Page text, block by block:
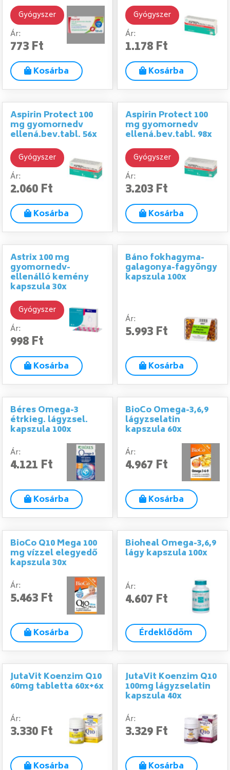
Gyógyszer
Ár:
773 Ft
Kosárba
Gyógyszer
Ár:
1.178 Ft
Kosárba
Aspirin Protect 100
mg gyomornedv
ellená.bev.tabl. 56x
Gyógyszer
Ár:
2.060 Ft
Kosárba
Aspirin Protect 100
mg gyomornedv
ellená.bev.tabl. 98x
Gyógyszer
Ár:
3.203 Ft
Kosárba
Astrix 100 mg
gyomornedv-
ellenálló kemény
kapszula 30x
Gyógyszer
Ár:
998 Ft
Kosárba
Báno fokhagyma-
galagonya-fagyöngy
kapszula 100x
Ár:
5.993 Ft
Kosárba
Béres Omega-3
étrkieg. lágyzsel.
kapszula 100x
Ár:
4.121 Ft
Kosárba
BioCo Omega-3,6,9
lágyzselatin
kapszula 60x
Ár:
4.967 Ft
Kosárba
BioCo Q10 Mega 100
mg vízzel elegyedő
kapszula 30x
Ár:
5.463 Ft
Kosárba
Bioheal Omega-3,6,9
lágy kapszula 100x
Ár:
4.607 Ft
Érdeklődöm
JutaVit Koenzim Q10
60mg tabletta 60x+6x
Ár:
3.330 Ft
Kosárba
JutaVit Koenzim Q10
100mg lágyzselatin
kapszula 40x
Ár:
3.329 Ft
Kosárba